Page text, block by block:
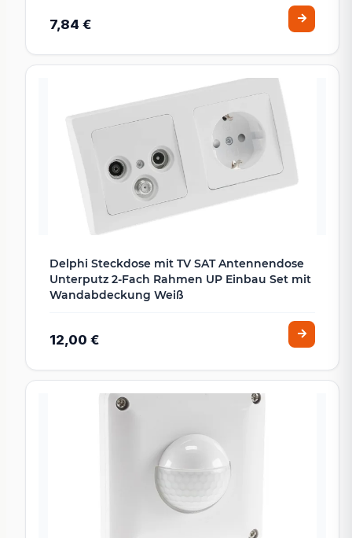
7,84 €
Delphi Steckdose mit TV SAT Antennendose
Unterputz 2-Fach Rahmen UP Einbau Set mit
Wandabdeckung Weiß
12,00 €